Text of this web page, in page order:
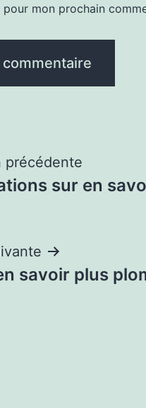
mon prochain
précédente
sur en
savoir plus